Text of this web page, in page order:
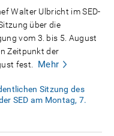
Walter Ulbricht im SED-
über die
vom 3. bis 5. August
Zeitpunkt der
fest.
Mehr
Sitzung des
SED am Montag, 7.